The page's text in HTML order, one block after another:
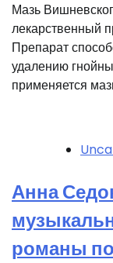
Мазь
лекарственный
Препарат
удалению
применяется
Анна
романы